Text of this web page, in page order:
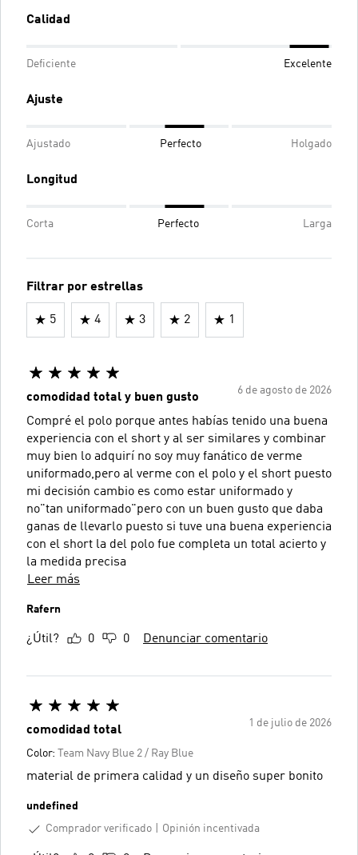
Calidad
Deficiente Excelente
Ajuste
Ajustado Perfecto Holgado
Longitud
Corta Perfecto Larga
Filtrar por estrellas
5 4 3 2 1
6 de agosto de 2026
comodidad total y buen gusto
Compré el polo porque antes habías tenido una buena
experiencia con el short y al ser similares y combinar
muy bien lo adquirí no soy muy fanático de verme
uniformado,pero al verme con el polo y el short puesto
mi decisión cambio es como estar uniformado y
no"tan uniformado"pero con un buen gusto que daba
ganas de llevarlo puesto si tuve una buena experiencia
con el short la del polo fue completa un total acierto y
la medida precisa
Leer más
Rafern
¿Útil? 0 0 Denunciar comentario
1 de julio de 2026
comodidad total
Color: Team Navy Blue 2 / Ray Blue
material de primera calidad y un diseño super bonito
undefined
Comprador verificado
Opinión incentivada